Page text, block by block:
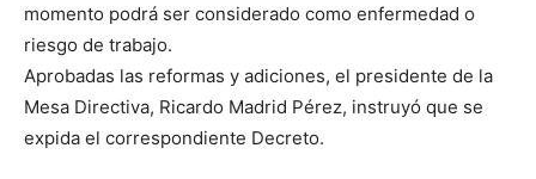
momento podrá ser considerado como enfermedad o
riesgo de trabajo.
Aprobadas las reformas y adiciones, el presidente de la
Mesa Directiva, Ricardo Madrid Pérez, instruyó que se
expida el correspondiente Decreto.